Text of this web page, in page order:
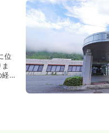
位
験